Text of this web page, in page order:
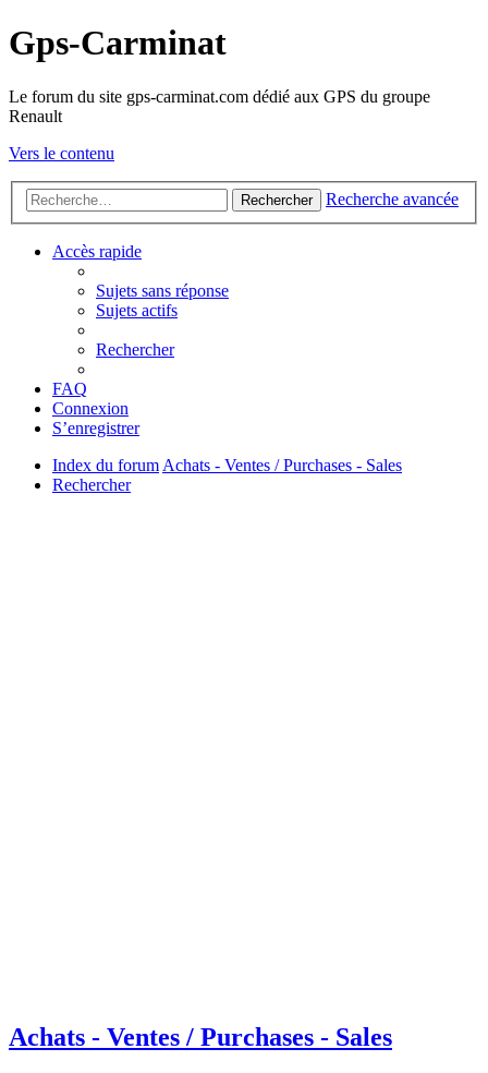
Gps-Carminat
Le forum du site gps-carminat.com dédié aux GPS du groupe
Renault
Vers le contenu
Rechercher Recherche avancée
Accès rapide
Sujets sans réponse
Sujets actifs
Rechercher
FAQ
Connexion
S’enregistrer
Index du forumAchats - Ventes / Purchases - Sales
Rechercher
Achats - Ventes / Purchases - Sales